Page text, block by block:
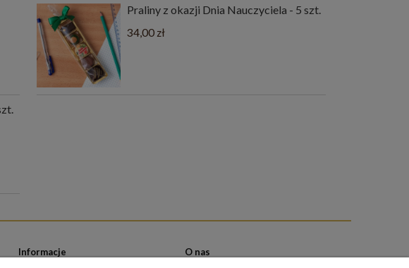
Praliny z okazji Dnia Nauczyciela - 5 szt.
34,00 zł
Informacje O nas